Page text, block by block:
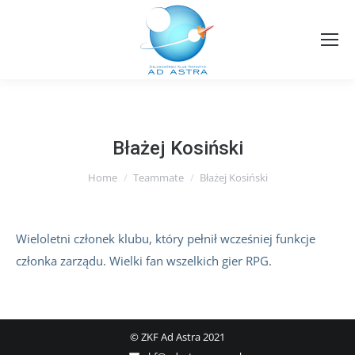
Błażej Kosiński
You are here:
Home Teammate Błażej Kosiński
Wieloletni członek klubu, który pełnił wcześniej funkcje
członka zarządu. Wielki fan wszelkich gier RPG.
© ZKF Ad Astra 2021